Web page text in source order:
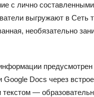
с лично
выгружают в Сеть
необязательно
Docs через
текстом —